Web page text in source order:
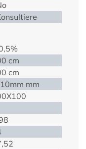
cm
cm
mm